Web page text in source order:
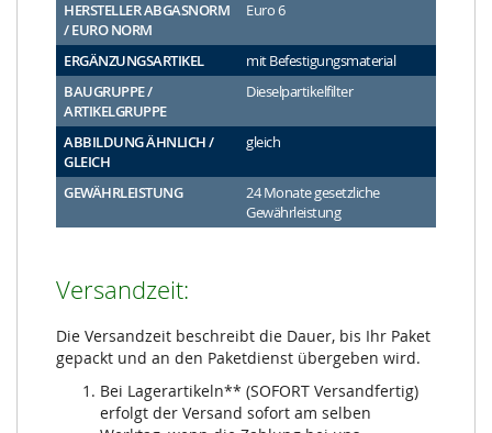
HERSTELLER ABGASNORM
/ EURO NORM
Euro 6
ERGÄNZUNGSARTIKEL
mit Befestigungsmaterial
BAUGRUPPE /
ARTIKELGRUPPE
Dieselpartikelfilter
ABBILDUNG ÄHNLICH /
GLEICH
gleich
GEWÄHRLEISTUNG
24 Monate gesetzliche
Gewährleistung
Versandzeit:
Die Versandzeit beschreibt die Dauer, bis Ihr Paket
gepackt und an den Paketdienst übergeben wird.
Bei Lagerartikeln** (SOFORT Versandfertig)
erfolgt der Versand sofort am selben